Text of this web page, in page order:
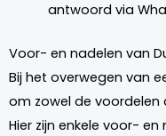
antwoord via
Voor- en nadelen van
Bij het overwegen van
om zowel de voordelen
Hier zijn enkele voor- en